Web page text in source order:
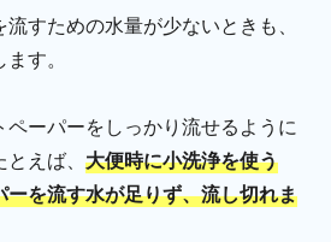
すための水量が少ないときも、
す。
ペーパーをしっかり流せるように
えば、 大便時に小洗浄を使う
を流す水が足りず、流し切れま